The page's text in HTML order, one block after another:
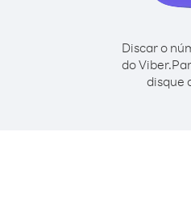
Discar o
do Viber.
disque